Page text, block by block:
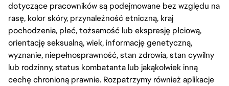
dotyczące pracowników są podejmowane bez względu na
rasę, kolor skóry, przynależność etniczną, kraj
pochodzenia, płeć, tożsamość lub ekspresję płciową,
orientację seksualną, wiek, informację genetyczną,
wyznanie, niepełnosprawność, stan zdrowia, stan cywilny
lub rodzinny, status kombatanta lub jakąkolwiek inną
cechę chronioną prawnie. Rozpatrzymy również aplikacje